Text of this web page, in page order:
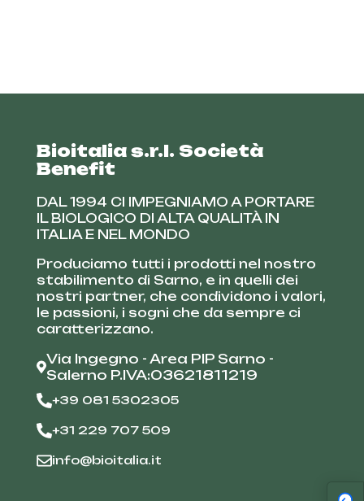
Bioitalia s.r.l. Società
Benefit
DAL 1994 CI IMPEGNIAMO A PORTARE
IL BIOLOGICO DI ALTA QUALITÀ IN
ITALIA E NEL MONDO
Produciamo tutti i prodotti nel nostro
stabilimento di Sarno, e in quelli dei
nostri partner, che condividono i valori,
le passioni, i sogni che da sempre ci
caratterizzano.
Via Ingegno - Area PIP Sarno -
Salerno P.IVA:03621811219
+39 081 5302305
+31 229 707 509
info@bioitalia.it